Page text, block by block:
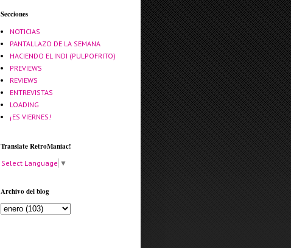
Secciones
NOTICIAS
PANTALLAZO DE LA SEMANA
HACIENDO EL INDI (PULPOFRITO)
PREVIEWS
REVIEWS
ENTREVISTAS
LOADING
¡ES VIERNES!
Translate RetroManiac!
Select Language ▼
Archivo del blog